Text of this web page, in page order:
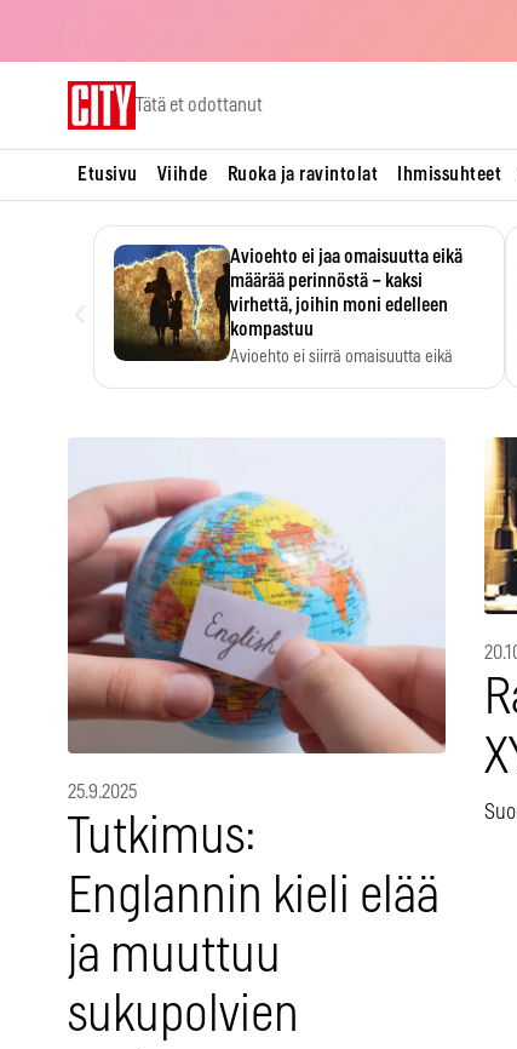
Tätä et odottanut
Etusivu Viihde Ruoka ja ravintolat Ihmissuhteet
Avioehto ei jaa omaisuutta eikä
määrää perinnöstä – kaksi
virhettä, joihin moni edelleen
kompastuu
Avioehto ei siirrä omaisuutta eikä
25.9.2025
Tutkimus:
Englannin kieli elää
ja muuttuu
sukupolvien